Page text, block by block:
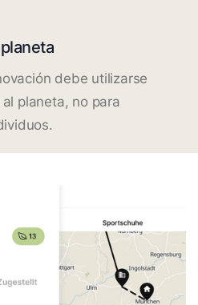
debe utilizarse
planeta, no para